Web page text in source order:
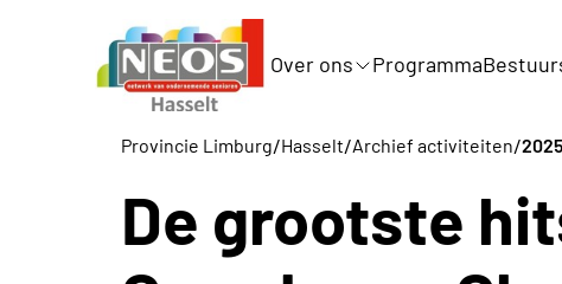
Over ons Programma
Provincie Limburg/Hasselt/Archief activiteiten/
De grootste